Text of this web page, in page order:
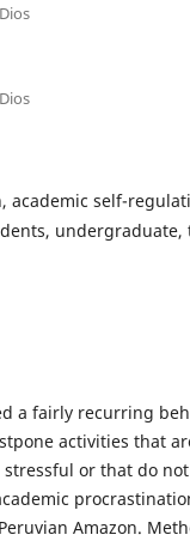
academic self-
undergraduate,
a fairly recurring
activities that
or that do not
Amazon.